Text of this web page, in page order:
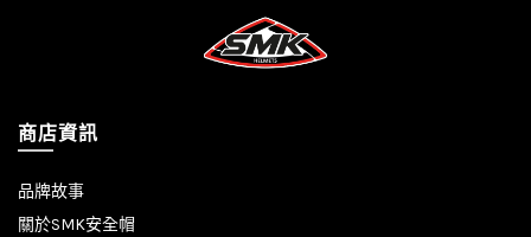
商店資訊
品牌故事
關於SMK安全帽